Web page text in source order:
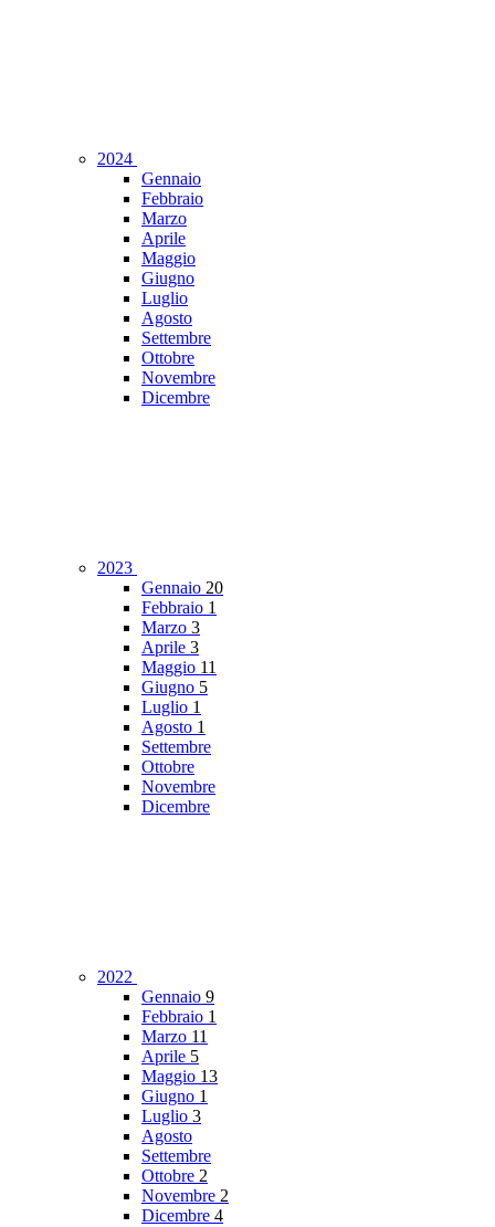
2024
Gennaio
Febbraio
Marzo
Aprile
Maggio
Giugno
Luglio
Agosto
Settembre
Ottobre
Novembre
Dicembre
2023
Gennaio 20
Febbraio 1
Marzo 3
Aprile 3
Maggio 11
Giugno 5
Luglio 1
Agosto 1
Settembre
Ottobre
Novembre
Dicembre
2022
Gennaio 9
Febbraio 1
Marzo 11
Aprile 5
Maggio 13
Giugno 1
Luglio 3
Agosto
Settembre
Ottobre 2
Novembre 2
Dicembre 4